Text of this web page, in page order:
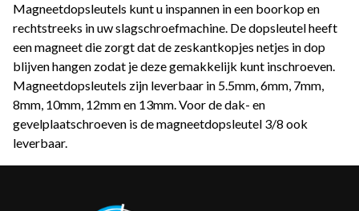
Magneetdopsleutels kunt u inspannen in een boorkop en
rechtstreeks in uw slagschroefmachine. De dopsleutel heeft
een magneet die zorgt dat de zeskantkopjes netjes in dop
blijven hangen zodat je deze gemakkelijk kunt inschroeven.
Magneetdopsleutels zijn leverbaar in 5.5mm, 6mm, 7mm,
8mm, 10mm, 12mm en 13mm. Voor de dak- en
gevelplaatschroeven is de magneetdopsleutel 3/8 ook
leverbaar.